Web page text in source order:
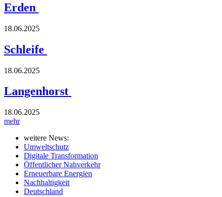
Erden
18.06.2025
Schleife
18.06.2025
Langenhorst
18.06.2025
mehr
weitere News:
Umweltschutz
Digitale Transformation
Öffentlicher Nahverkehr
Erneuerbare Energien
Nachhaltigkeit
Deutschland